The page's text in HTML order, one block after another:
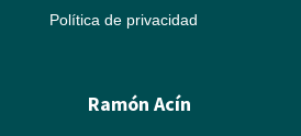
Política de privacidad
Ramón Acín